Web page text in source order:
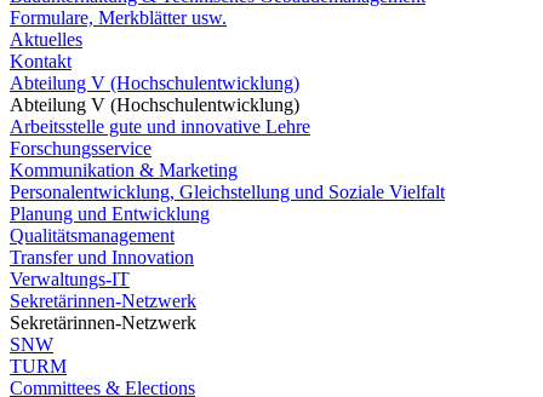
Formulare, Merkblätter usw.
Aktuelles
Kontakt
Abteilung V (Hochschulentwicklung)
Abteilung V (Hochschulentwicklung)
Arbeitsstelle gute und innovative Lehre
Forschungsservice
Kommunikation & Marketing
Personalentwicklung, Gleichstellung und Soziale Vielfalt
Planung und Entwicklung
Qualitätsmanagement
Transfer und Innovation
Verwaltungs-IT
Sekretärinnen-Netzwerk
Sekretärinnen-Netzwerk
SNW
TURM
Committees & Elections